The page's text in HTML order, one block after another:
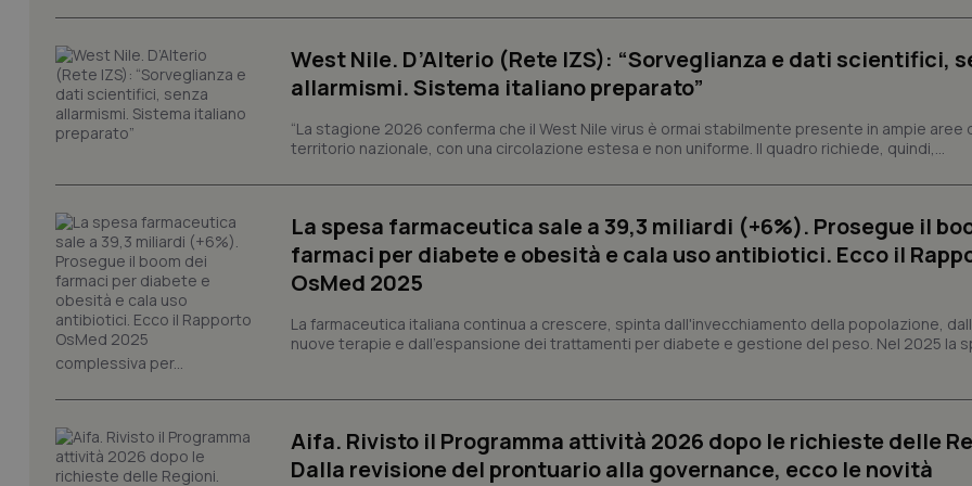
West Nile. D’Alterio (Rete IZS): “Sorveglianza e dati scientifici,
allarmismi. Sistema italiano preparato”
“La stagione 2026 conferma che il West Nile virus è ormai stabilmente presente in ampie aree
territorio nazionale, con una circolazione estesa e non uniforme. Il quadro richiede, quindi,...
La spesa farmaceutica sale a 39,3 miliardi (+6%). Prosegue il
farmaci per diabete e obesità e cala uso antibiotici. Ecco il
OsMed 2025
La farmaceutica italiana continua a crescere, spinta dall'invecchiamento della popolazione,
nuove terapie e dall'espansione dei trattamenti per diabete e gestione del peso. Nel 2025 la
complessiva per...
Aifa. Rivisto il Programma attività 2026 dopo le richieste delle
Dalla revisione del prontuario alla governance, ecco le novità
I cookie necessari contribuiscono a rendere fruibile il sito web abilitandone funzionalità di base quali la
Nome
Fornitore Dominio Scadenza
Descrizione
YouTube
.youtube.com
interazione con il sito. Registra i
del visitatore riguardo a varie
www.quotidianosanita.it
settimane
Script.com per ricordare le
sui cookie dei visitatori. È
dei cookie di Cookie-Script.com
tracking-enable
settimane
2 giorni
abilitare il sistema di tracking
2 giorni
.quotidianosanita.it
mese
Universal Analytics, che è un
significativo del servizio di
utilizzato da Google. Questo